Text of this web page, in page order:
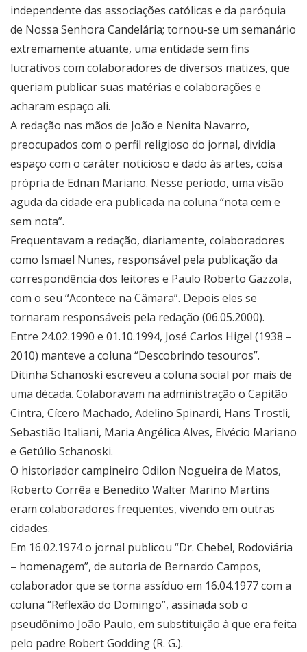
independente das associações católicas e da paróquia
de Nossa Senhora Candelária; tornou-se um semanário
extremamente atuante, uma entidade sem fins
lucrativos com colaboradores de diversos matizes, que
queriam publicar suas matérias e colaborações e
acharam espaço ali.
A redação nas mãos de João e Nenita Navarro,
preocupados com o perfil religioso do jornal, dividia
espaço com o caráter noticioso e dado às artes, coisa
própria de Ednan Mariano. Nesse período, uma visão
aguda da cidade era publicada na coluna “nota cem e
sem nota”.
Frequentavam a redação, diariamente, colaboradores
como Ismael Nunes, responsável pela publicação da
correspondência dos leitores e Paulo Roberto Gazzola,
com o seu “Acontece na Câmara”. Depois eles se
tornaram responsáveis pela redação (06.05.2000).
Entre 24.02.1990 e 01.10.1994, José Carlos Higel (1938 –
2010) manteve a coluna “Descobrindo tesouros”.
Ditinha Schanoski escreveu a coluna social por mais de
uma década. Colaboravam na administração o Capitão
Cintra, Cícero Machado, Adelino Spinardi, Hans Trostli,
Sebastião Italiani, Maria Angélica Alves, Elvécio Mariano
e Getúlio Schanoski.
O historiador campineiro Odilon Nogueira de Matos,
Roberto Corrêa e Benedito Walter Marino Martins
eram colaboradores frequentes, vivendo em outras
cidades.
Em 16.02.1974 o jornal publicou “Dr. Chebel, Rodoviária
– homenagem”, de autoria de Bernardo Campos,
colaborador que se torna assíduo em 16.04.1977 com a
coluna “Reflexão do Domingo”, assinada sob o
pseudônimo João Paulo, em substituição à que era feita
pelo padre Robert Godding (R. G.).